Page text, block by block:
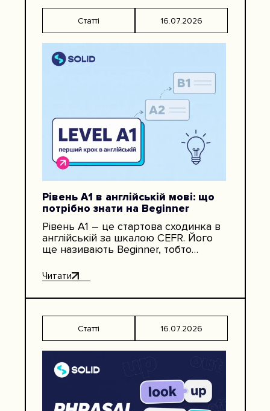
Статті 16.07.2026
Рівень A1 в англійській мові: що
потрібно знати на Beginner
Рівень A1 – це стартова сходинка в
англійській за шкалою CEFR. Його
ще називають Beginner, тобто
На цьому етапі людина вже…
Читати
Статті 16.07.2026